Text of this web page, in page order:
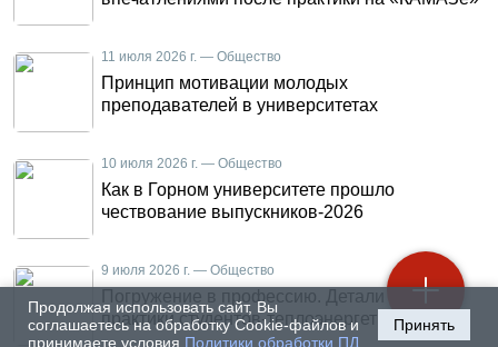
Продолжая использовать сайт, Вы
соглашаетесь на обработку Cookie-файлов и
принимаете условия Политики обработки ПД
Принять
11 июля 2026 г. — Общество
Принцип мотивации молодых
преподавателей в университетах
10 июля 2026 г. — Общество
Как в Горном университете прошло
чествование выпускников-2026
9 июля 2026 г. — Общество
Погружение в профессию. Детали летней
практики студентов-теплоэнергетиков